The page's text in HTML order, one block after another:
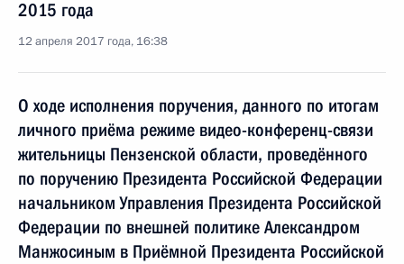
2015 года
12 апреля 2017 года, 16:38
О ходе исполнения поручения, данного по итогам
личного приёма режиме видео-конференц-связи
жительницы Пензенской области, проведённого
по поручению Президента Российской Федерации
начальником Управления Президента Российской
Федерации по внешней политике Александром
Манжосиным в Приёмной Президента Российской